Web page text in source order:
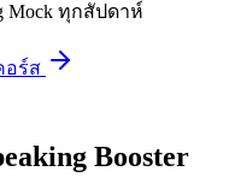
Mock ทุกสัปดาห์
อร์ส
Booster